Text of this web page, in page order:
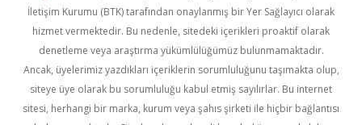
İletişim Kurumu (BTK) tarafından onaylanmış bir Yer Sağlayıcı olarak
hizmet vermektedir. Bu nedenle, sitedeki içerikleri proaktif olarak
denetleme veya araştırma yükümlülüğümüz bulunmamaktadır.
Ancak, üyelerimiz yazdıkları içeriklerin sorumluluğunu taşımakta olup,
siteye üye olarak bu sorumluluğu kabul etmiş sayılırlar. Bu internet
sitesi, herhangi bir marka, kurum veya şahıs şirketi ile hiçbir bağlantısı